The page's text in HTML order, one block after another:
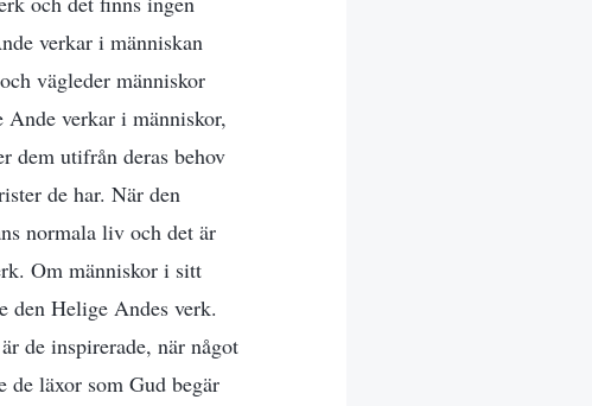
verkar i människan
vägleder människor
verkar i människor,
dem utifrån deras behov
de har. När den
normala liv och det är
Om människor i sitt
Helige Andes verk.
de inspirerade, när något
de läxor som Gud begär